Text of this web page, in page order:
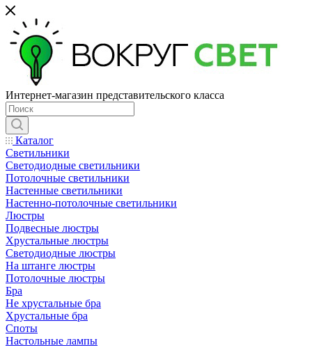
Интернет-магазин представительского класса
Каталог
Светильники
Светодиодные светильники
Потолочные светильники
Настенные светильники
Настенно-потолочные светильники
Люстры
Подвесные люстры
Хрустальные люстры
Светодиодные люстры
На штанге люстры
Потолочные люстры
Бра
Не хрустальные бра
Хрустальные бра
Споты
Настольные лампы